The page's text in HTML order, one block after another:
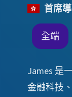
首席
全端
James 是
金融科技